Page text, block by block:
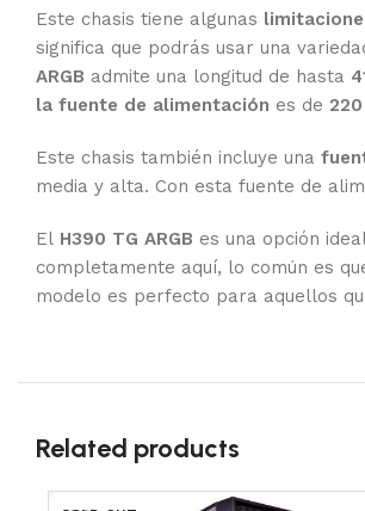
Este chasis tiene algunas
significa que podrás usar una
ARGB admite una longitud de hasta
la fuente de alimentación es de
Este chasis también incluye una
media y alta. Con esta fuente de
El H390 TG ARGB es una opción
completamente aquí, lo común es
modelo es perfecto para aquellos
Related products